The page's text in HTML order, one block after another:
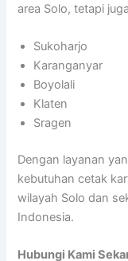
area Solo, tetapi
Sukoharjo
Karanganyar
Boyolali
Klaten
Sragen
Dengan layanan
kebutuhan cetak
wilayah Solo dan
Indonesia.
Hubungi Kami